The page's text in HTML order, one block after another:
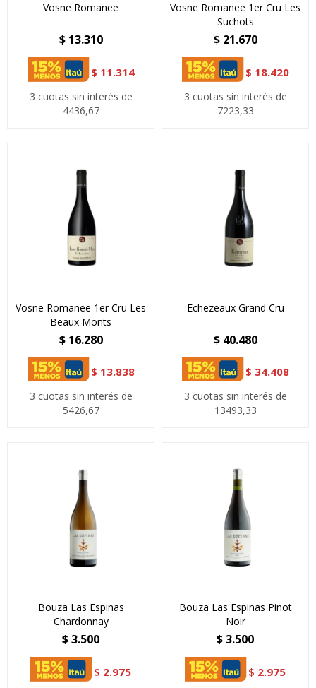
Vosne Romanee
$ 13.310
$ 11.314
3 cuotas sin interés de
4436,67
Vosne Romanee 1er Cru Les
Suchots
$ 21.670
$ 18.420
3 cuotas sin interés de
7223,33
Vosne Romanee 1er Cru Les
Beaux Monts
$ 16.280
$ 13.838
3 cuotas sin interés de
5426,67
Echezeaux Grand Cru
$ 40.480
$ 34.408
3 cuotas sin interés de
13493,33
Bouza Las Espinas
Chardonnay
$3.500
$ 2.975
Bouza Las Espinas Pinot
Noir
$3.500
$ 2.975